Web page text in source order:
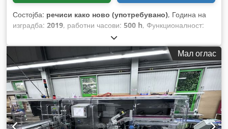
Состојба: речиси како ново (употребувано), Година на
изградба: 2019, работни часови: 500 h, Функционалност:
, број на машина/возило:
10000, влезен напон:240 V,
Мал оглас